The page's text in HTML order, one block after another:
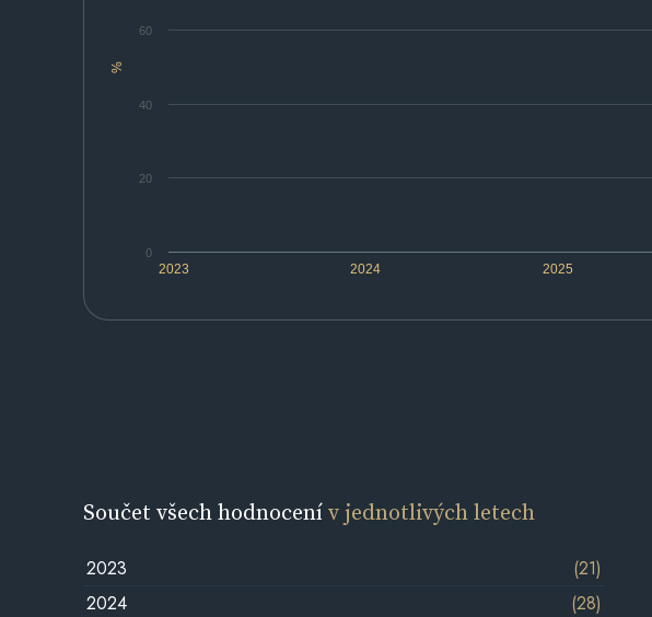
%
2023 2024 2025
0
20
40
60
Součet všech hodnocenív jednotlivých letech
2023
(21)
2024
(28)